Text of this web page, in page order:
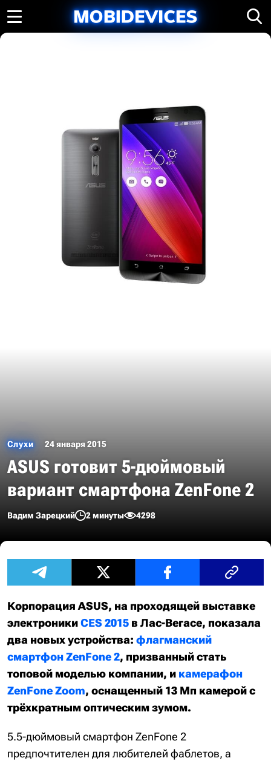
Слухи 24 января 2015
ASUS готовит 5-дюймовый
вариант смартфона ZenFone 2
Вадим Зарецкий 2 минуты 4298
Корпорация ASUS, на проходящей выставке
электроникиCES 2015 в Лас-Вегасе, показала
два новых устройства: флагманский
смартфон ZenFone 2, призванный стать
топовой моделью компании, и камерафон
ZenFone Zoom, оснащенный 13 Мп камерой с
трёхкратным оптическим зумом.
5.5-дюймовый смартфон ZenFone 2
предпочтителен для любителей фаблетов, а